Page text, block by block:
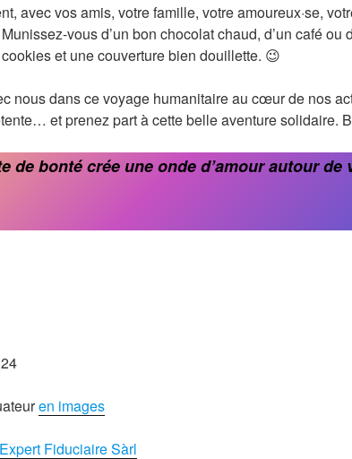
avec vos amis, votre famille, votre amoureux·se,
vous d’un bon chocolat chaud, d’un café ou
et une couverture bien douillette. 😉
nous dans ce voyage humanitaire au cœur de nos
et prenez part à cette belle aventure solidaire.
de bonté crée une onde d’amour autour de
en images
Fiduciaire Sàrl